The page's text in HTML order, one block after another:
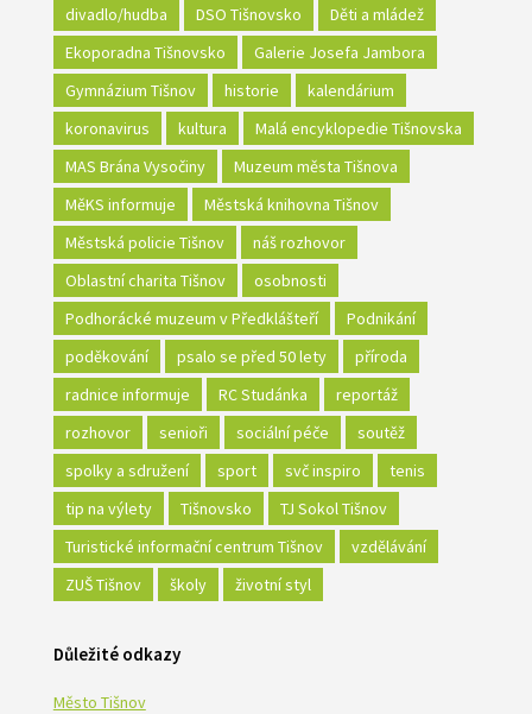
divadlo/hudba
DSO Tišnovsko
Děti a mládež
Ekoporadna Tišnovsko
Galerie Josefa Jambora
Gymnázium Tišnov
historie
kalendárium
koronavirus
kultura
Malá encyklopedie Tišnovska
MAS Brána Vysočiny
Muzeum města Tišnova
MěKS informuje
Městská knihovna Tišnov
Městská policie Tišnov
náš rozhovor
Oblastní charita Tišnov
osobnosti
Podhorácké muzeum v Předklášteří
Podnikání
poděkování
psalo se před 50 lety
příroda
radnice informuje
RC Studánka
reportáž
rozhovor
senioři sociální péče
soutěž
spolky a sdružení
sport svč inspiro
tenis
tip na výlety
Tišnovsko
TJ Sokol Tišnov
Turistické informační centrum Tišnov
vzdělávání
ZUŠ Tišnov
školy životní styl
Důležité odkazy
Město Tišnov